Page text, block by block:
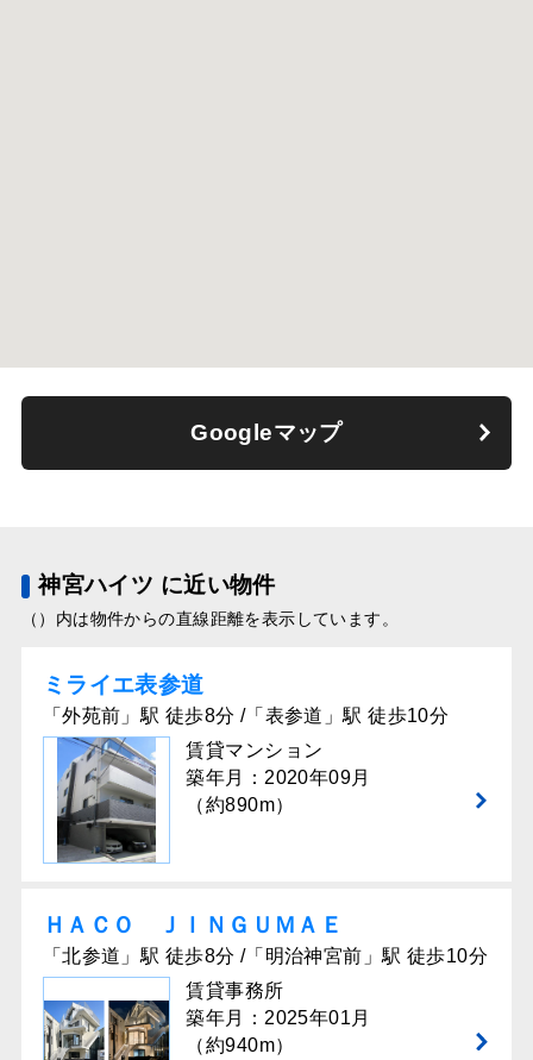
Googleマップ
神宮ハイツ に近い物件
（）内は物件からの直線距離を表示しています。
ミライエ表参道
「外苑前」駅 徒歩8分 /「表参道」駅 徒歩10分
賃貸マンション
築年月：2020年09月
（約890m）
ＨＡＣＯ ＪＩＮＧＵＭＡＥ
「北参道」駅 徒歩8分 /「明治神宮前」駅 徒歩10分
賃貸事務所
築年月：2025年01月
（約940m）